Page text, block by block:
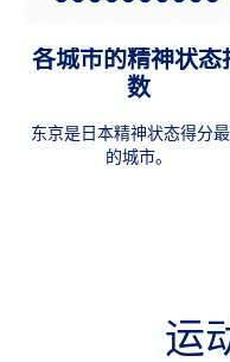
各城市的精神状态
数
东京是日本精神状态得分
的城市。
运